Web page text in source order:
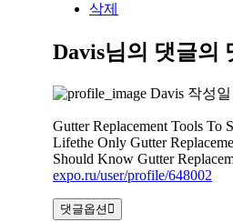
삭제
Davis님의 댓글의
Davis 작성일
Gutter Replacement Tools To
Lifethe Only Gutter
Should Know Gutter
expo.ru/user/profile/648002
댓글옵션